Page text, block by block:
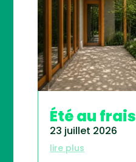
Été au frais
23 juillet 2026
lire plus